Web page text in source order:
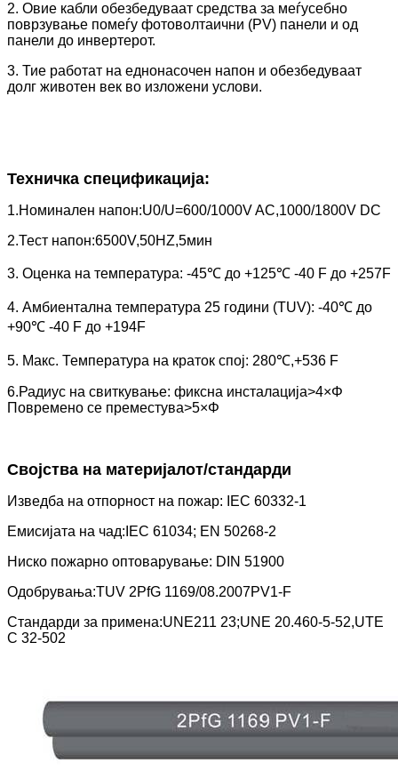
2. Овие кабли обезбедуваат средства за меѓусебно
поврзување помеѓу фотоволтаични (PV) панели и од
панели до инвертерот.
3. Тие работат на еднонасочен напон и обезбедуваат
долг животен век во изложени услови.
Техничка спецификација:
1.Номинален напон:U0/U=600/1000V AC,1000/1800V DC
2.Тест напон:6500V,50HZ,5мин
3. Оценка на температура: -45℃ до +125℃ -40 F до +257F
4. Амбиентална температура 25 години (TUV): -40℃ до
+90℃ -40 F до +194F
5. Макс. Температура на краток спој: 280℃,+536 F
6.Радиус на свиткување: фиксна инсталација>4×Φ
Повремено се преместува>5×Φ
Својства на материјалот/стандарди
Изведба на отпорност на пожар: IEC 60332-1
Емисијата на чад:IEC 61034; EN 50268-2
Ниско пожарно оптоварување: DIN 51900
Одобрувања:TUV 2PfG 1169/08.2007PV1-F
Стандарди за примена:UNE211 23;UNE 20.460-5-52,UTE
C 32-502